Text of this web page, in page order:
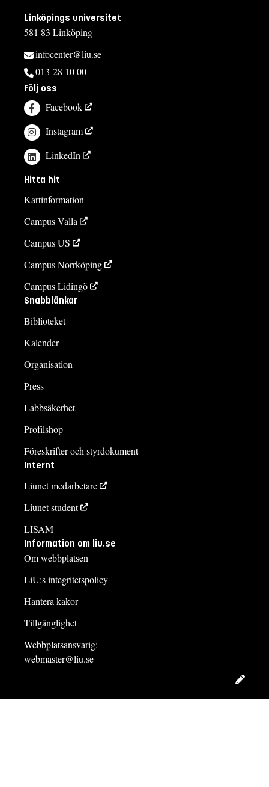
Linköpings universitet
581 83 Linköping
infocenter@liu.se
013-28 10 00
Följ oss
Facebook
Instagram
LinkedIn
Hitta hit
Kartinformation
Campus Valla
Campus US
Campus Norrköping
Campus Lidingö
Snabblänkar
Biblioteket
Kalender
Organisation
Press
Labbsäkerhet
Profilshop
Föreskrifter och styrdokument
Internt
Liunet medarbetare
Liunet student
LISAM
Information om liu.se
Om webbplatsen
LiU:s integritetspolicy
Hantera kakor
Tillgänglighet
Webbplatsansvarig:
webmaster@liu.se